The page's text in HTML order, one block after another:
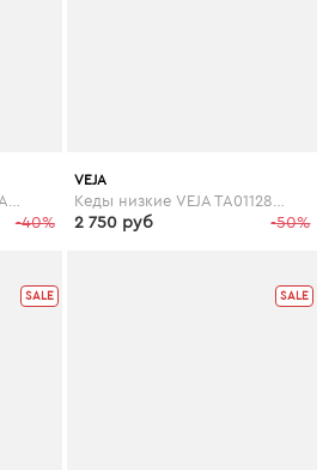
-40%
VEJA
-50%
2 750 руб
SALE SALE